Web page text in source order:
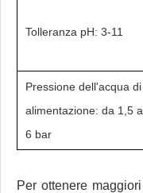
Tolleranza pH: 3-11
Pressione dell'acqua di
alimentazione: da 1,5 a
6 bar
Per ottenere